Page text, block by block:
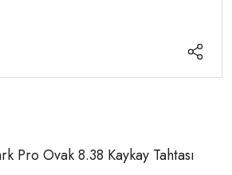
Pro Ovak 8.38 Kaykay Tahtası